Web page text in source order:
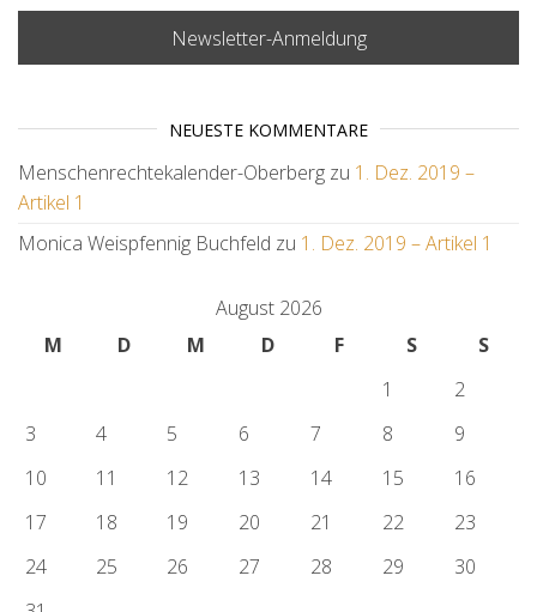
NEUESTE KOMMENTARE
Menschenrechtekalender-Oberberg zu 1. Dez. 2019 –
Artikel 1
Monica Weispfennig Buchfeld zu 1. Dez. 2019 – Artikel 1
August 2026
M
D M D F S
S
1
2
3
4 5 6 7 8
9
10
11 12 13 14 15
16
17
18 19 20 21 22
23
24
25 26 27 28 29
30